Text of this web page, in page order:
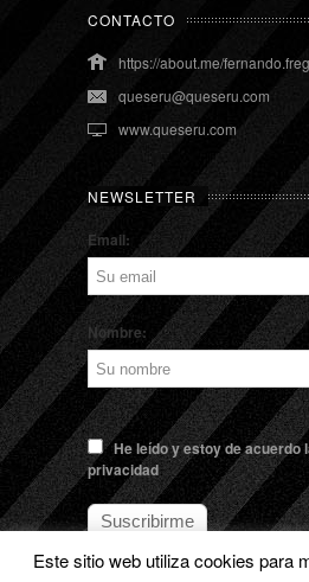
CONTACTO
https://about.me/
queseru@queseru.com
www.queseru.com
NEWSLETTER
Email:
Nombre:
He leído y estoy de acuerdo
privacidad
Este sitio web utiliza cookies para